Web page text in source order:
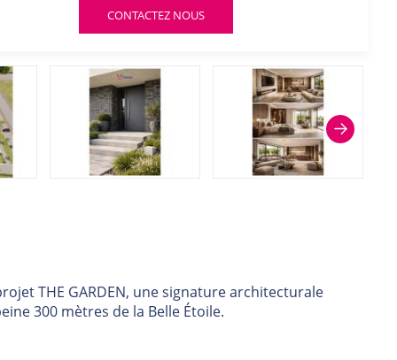
CONTACTEZ NOUS
THE GARDEN, une signature architecturale
300 mètres de la Belle Étoile.